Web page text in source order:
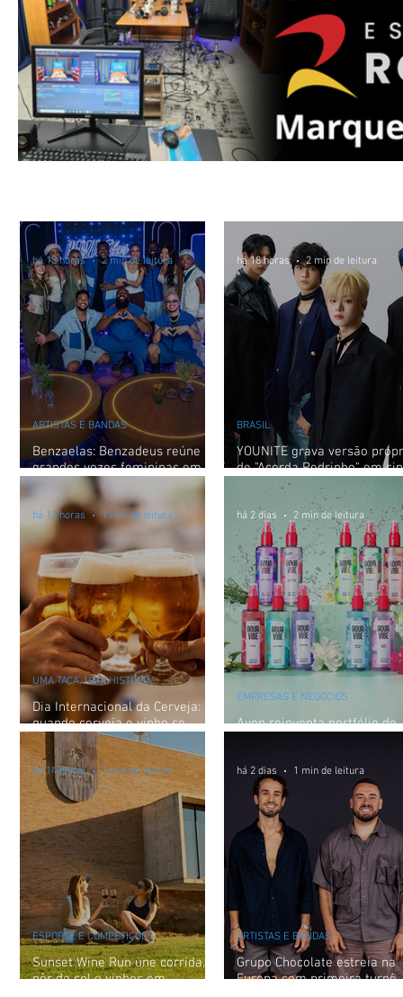
Benzaelas: Benzadeus reúne
grandes vozes femininas em
novo audiovisual
ARTISTAS E BANDAS
há 13 horas 2 min de leitura
Dia Internacional da Cerveja:
quando cerveja e vinho se
encontram
UMA TAÇA, UMA HISTÓRIA
há 13 horas 1 min de leitura
Sunset Wine Run une corrida,
pôr do sol e vinhos em
ESPORTE E COMPETIÇÕES
há 14 horas 3 min de leitura
YOUNITE grava versão
de "Acorda Pedrinho" em
exclusivo para o Brasil
BRASIL
há 18 horas 2 min de leitura
Avon reinventa portfólio de
EMPRESAS E NEGÓCIOS
há 2 dias 2 min de leitura
Grupo Chocolate estreia na
Europa com primeira turnê
ARTISTAS E BANDAS
há 2 dias 1 min de leitura